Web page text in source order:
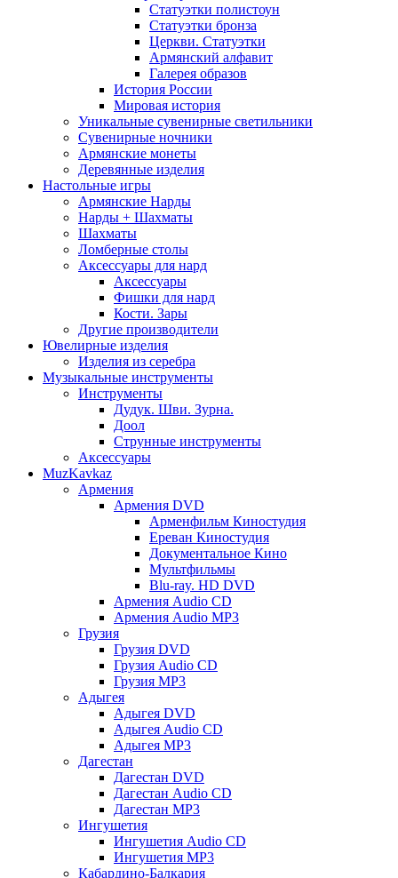
Статуэтки полистоун
Статуэтки бронза
Церкви. Статуэтки
Армянский алфавит
Галерея образов
История России
Мировая история
Уникальные сувенирные светильники
Сувенирные ночники
Армянские монеты
Деревянные изделия
Настольные игры
Армянские Нарды
Нарды + Шахматы
Шахматы
Ломберные столы
Аксессуары для нард
Аксессуары
Фишки для нард
Кости. Зары
Другие производители
Ювелирные изделия
Изделия из серебра
Музыкальные инструменты
Инструменты
Дудук. Шви. Зурна.
Доол
Струнные инструменты
Аксессуары
MuzKavkaz
Армения
Армения DVD
Арменфильм Киностудия
Ереван Киностудия
Документальное Кино
Мультфильмы
Blu-ray. HD DVD
Армения Audio CD
Армения Audio MP3
Грузия
Грузия DVD
Грузия Audio CD
Грузия MP3
Адыгея
Адыгея DVD
Адыгея Audio CD
Адыгея MP3
Дагестан
Дагестан DVD
Дагестан Audio CD
Дагестан MP3
Ингушетия
Ингушетия Audio CD
Ингушетия MP3
Кабардино-Балкария